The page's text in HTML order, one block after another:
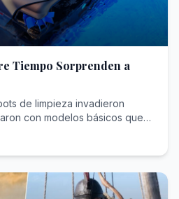
Tiempo Sorprenden a
sesión. Con la batería, una limpieza completa con superficie en mi piscina come un 20% aproximadamente. Una sesión forzando funcionamiento continuo da para más de 200 minutos | Foto: Xataka Una app con lo básico (quizá muy básico). Las aplicaciones de este tipo de dispositivos, cuanto más sencillas... mejor. Nada más hacer la configuración, seguramente te salte una actualización. Ahí, asegúrate de que el Wi-Fi llega bien tanto a la boya como al robot, ya que es clave en esa configuración inicial. Una vez hecha, no tendrás problema con el Wi-Fi porque el móvil realmente se conecta a la boya por Bluetooth. La aplicación es simple y es la misma que tenemos para otros dispositivos de Mova. De hecho, puedo pasar del arenero automático de Mova (que acabamos de analizar) al robot sólo deslizando un icono. Tenemos los modos de limpieza (total, superficie, paredes), opciones de programación y el control manual mediante la conexión con la boya. Modo manual. Lo ideal es dejarlo a su aire, pero puedes controlarlo de forma manual. Eso sí, no esperes un coche de control remoto: tarda un poco en girar, es complicado que hagas movimientos finos y alguna vez me he desesperado. Al final, lo mejor es dejarlo en automático porque él solito hace bien el trabajo. Navegando que es gerundio | Foto: Xataka Es una ballena. Y si algo tengo que destacar del propio diseño, porque de la boya hablaré más adelante, es de la función de limpieza de superficie que ya he comentado. En la parte frontal, el Rover X10 tiene una boquilla que traga la suciedad superficial directamente al filtro. Es decir, limpia por la compuerta inferior, pero también por una frontal que abre la "boca" y se traga lo que pille por delante. Si tienes una piscina sin skimmer, esto es extremadamente útil, pero si tu piscina tiene este sistema, es algo redundante. En la app puedes seleccionar superficies individuales: o paredes o suelos, pero no puedes decirle que haga paredes y suelos SIN limpiar la superficie. Si hace esas dos cosas, también limpiará la superficie, con el consecuente gasto de batería extra. Ahí está parado y haciendo de skimmer. Mira el vórtice que genera en la parte frontal | Foto: Xataka La boya es la clave (y tiene un punto MUY mejorable). Si la función de skimmer es algo interesante, la boya lo hace único. Tiene una pantallita que permite comprobar la temperatura del agua (me parece un extra interesante), una cuerda para atarla a las escaleras o a algún anclaje y es lo que permite esa comunicación constante entre el robot y el móvil (siempre que estemos dentro del comentado rango del Bluetooth). El punto flaco es que se come la batería rápido, por lo que una vez a la semana tendrás que sacarla del agua para cargarla. Siendo algo que va a estar expuesta a la luz solar constante, un panel fotovoltaico habría sido una solución ideal. Está bien que la boya nos indique la temperatura del agua | Foto: Xataka El enchufe de la boya por el que vamos a tener que pasar, al menos, una vez a la semana | Foto: Xataka Buena autonomía, carga complicada. La autonomía es buena, aunque depende mucho de cada piscina y de las condiciones: en una de 12x6 metros da para unas cuatro pasadas completas, y ese rendimiento varía según si el agua está tranquila, si te bañas mientras limpia o si combinas modos de limpieza. Mova promete seis horas para 500 m2, aunque en la práctica he notado un gasto del 90% de batería en unos 200 minutos y casi 400 m2. Lo complicado aquí está en la carga: pesa mucho como para estar sacándolo del agua cada cuatro o cinco pasadas y el próximo paso de la industria debería ser investigar la carga en superficie. Ficha técnica del Mova Rover X10 Mova rover x10 Dimensiones y peso 540 x 460 x 320 mm15,8 kg Mapeado y navegación Mapeo de superficie y paredesControl en tiempo real Modo Limpieza totalLimpieza de suelo y paredesLimpieza de superficie Evasión de obstáculos Dinámica Potencia de succión Máxima de 38.000 L/h Superficie de limpieza Hasta 500 m2 Tipo de cepillo Dos rodillos frontalesDos rodillos traserosDos rodillos laterales Filtro Partículas de 3 micras5 litros de capacidad Control Con móvil Batería 6 horas de limpieza de suelo12 horas de limpieza de superficie6,5 horas de cargaCarga inalámbrica Precio 2.099 euros (999 ahora) Mova Rover X10, la opinión de XatakaEl Mova Rover X10 es un robot limpiafondos extremadamente com